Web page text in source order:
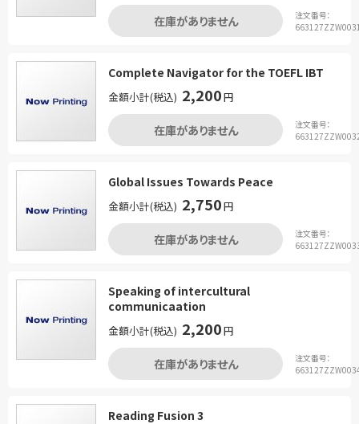
在庫がありません
注文番号：
Complete Navigator for the TOEFL IBT
金額小計(税込) 2,200円
在庫がありません
注文番号：
Global Issues Towards Peace
金額小計(税込) 2,750円
在庫がありません
注文番号：
Speaking of intercultural
communicaation
金額小計(税込) 2,200円
在庫がありません
注文番号：
Reading Fusion 3